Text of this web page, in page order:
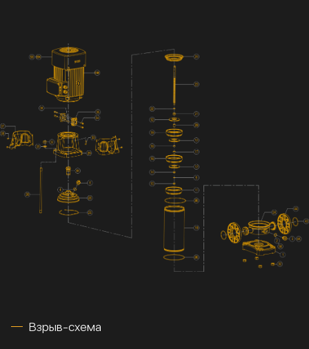
Взрыв-схема